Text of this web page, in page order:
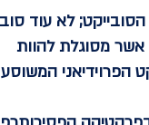
לא עוד
אשר מסוגלת להוות
הפרוידיאני